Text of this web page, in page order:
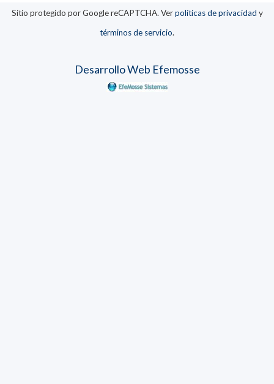
Sitio protegido por Google reCAPTCHA. Verpolíticas de privacidad y
términos de servicio.
Desarrollo Web Efemosse